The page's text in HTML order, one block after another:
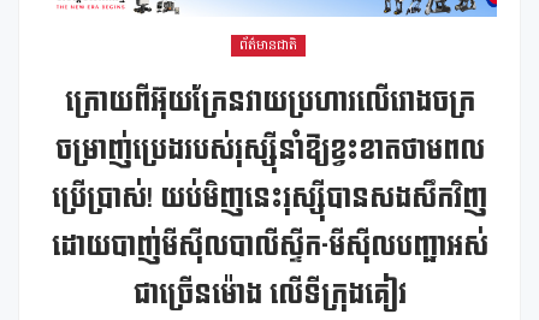
ព័ត៌មានជាតិ
ក្រោយពីអ៊ុយក្រែនវាយប្រហារលើរោងចក្រ
ចម្រាញ់ប្រេងរបស់រុស្ស៊ីនាំឱ្យខ្វះខាតថាមពល
ប្រើប្រាស់! យប់មិញនេះរុស្ស៊ីបានសងសឹកវិញ
ដោយបាញ់មីស៊ីលបាលីស្ទីក-មីស៊ីលបញ្ជាអស់
ជាច្រើនម៉ោង លើទីក្រុងគៀវ